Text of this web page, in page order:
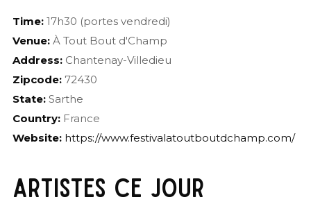
Time:17h30 (portes vendredi)
Venue:À Tout Bout d'Champ
Address:Chantenay-Villedieu
Zipcode:72430
State:Sarthe
Country:France
Website: https://www.festivalatoutboutdchamp.com/
ARTISTES CE JOUR